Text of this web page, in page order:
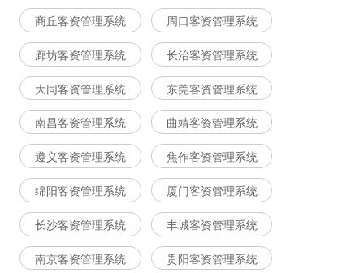
商丘客资管理系统 周口客资管理系统
廊坊客资管理系统 长治客资管理系统
大同客资管理系统 东莞客资管理系统
南昌客资管理系统 曲靖客资管理系统
遵义客资管理系统 焦作客资管理系统
绵阳客资管理系统 厦门客资管理系统
长沙客资管理系统 丰城客资管理系统
南京客资管理系统 贵阳客资管理系统